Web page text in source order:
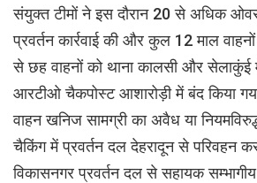
संयुक्त टीमों ने इस दौरान 20 से अधिक
प्रवर्तन कार्रवाई की और कुल 12 माल
से छह वाहनों को थाना कालसी और सेलाकुंई
आरटीओ चैकपोस्ट आशारोड़ी में बंद किया
वाहन खनिज सामग्री का अवैध या
चैकिंग में प्रवर्तन दल देहरादून से परिवहन
विकासनगर प्रवर्तन दल से सहायक